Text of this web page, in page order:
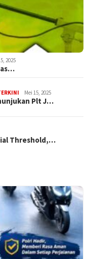
2025
Mei 15, 2025
Plt J…
Threshold,…